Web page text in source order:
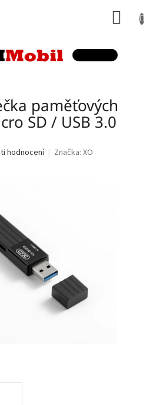
paměťových
SD / USB 3.0
hodnocení Značka: XO